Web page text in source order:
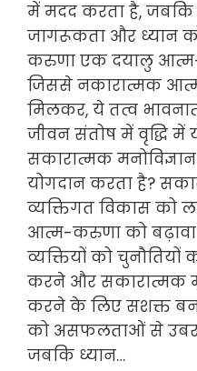
में मदद करता है,
जागरूकता और ध्यान
करुणा एक दयालु आत्म-
जिससे नकारात्मक
मिलकर, ये तत्व
जीवन संतोष में वृद्धि में
सकारात्मक
योगदान करता है?
व्यक्तिगत विकास को
आत्म-करुणा को बढ़ावा
व्यक्तियों को चुनौतियों
करने और सकारात्मक
करने के लिए सशक्त
को असफलताओं से
जबकि ध्यान…